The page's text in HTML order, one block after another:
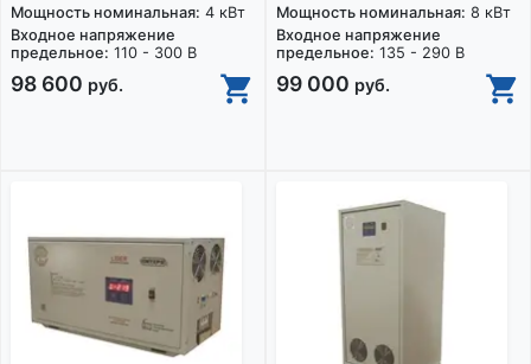
Мощность номинальная: 4 кВт
Входное напряжение
предельное: 110 - 300 В
98 600 руб.
Мощность номинальная: 8 кВт
Входное напряжение
предельное: 135 - 290 В
99 000 руб.